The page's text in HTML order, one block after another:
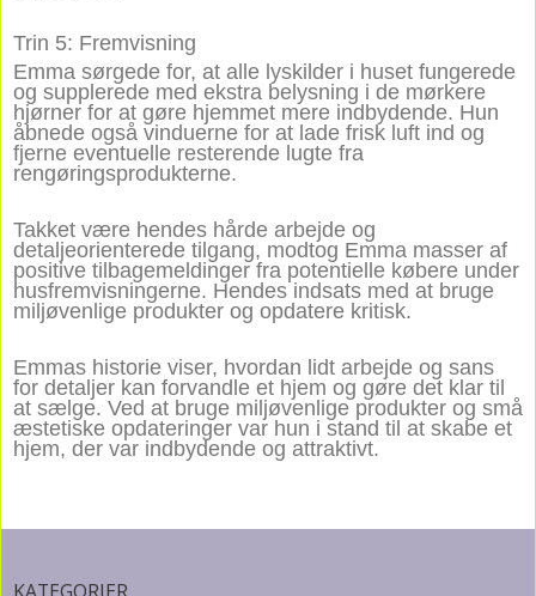
Trin 5: Fremvisning
Emma sørgede for, at alle lyskilder i huset fungerede
og supplerede med ekstra belysning i de mørkere
hjørner for at gøre hjemmet mere indbydende. Hun
åbnede også vinduerne for at lade frisk luft ind og
fjerne eventuelle resterende lugte fra
rengøringsprodukterne.
Takket være hendes hårde arbejde og
detaljeorienterede tilgang, modtog Emma masser af
positive tilbagemeldinger fra potentielle købere under
husfremvisningerne. Hendes indsats med at bruge
miljøvenlige produkter og opdatere kritisk.
Emmas historie viser, hvordan lidt arbejde og sans
for detaljer kan forvandle et hjem og gøre det klar til
at sælge. Ved at bruge miljøvenlige produkter og små
æstetiske opdateringer var hun i stand til at skabe et
hjem, der var indbydende og attraktivt.